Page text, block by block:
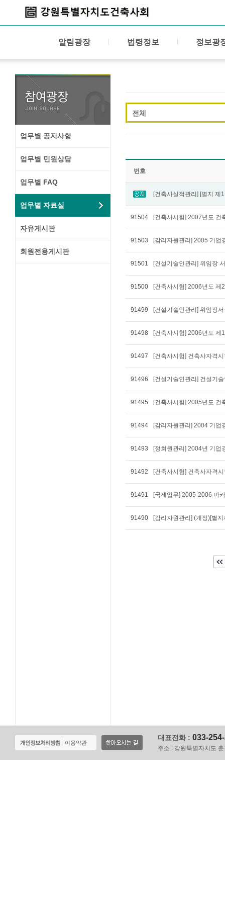
알림광장 법령정보 정보광
업무별 공지사항
업무별 민원상담
업무별 FAQ
업무별 자료실
자유게시판
회원전용게시판
전체
번호
91504 [건축사시험] 2007년도 건
91503 [감리자원관리] 2005 기업
91501 [건설기술인관리] 위임장
91500 [건축사시험] 2006년도 제
91499 [건설기술인관리] 위임장
91498 [건축사시험] 2006년도 제
91497 [건축사시험] 건축사자격
91496
91495 [건축사시험] 2005년도 건
91494 [감리자원관리] 2004 기업
91493 [정회원관리] 2004년 기업
91492 [건축사시험] 건축사자격
91491 [국제업무] 2005-2006 아
91490
개인정보처리방침 이용약관
대표전화 : 033-
주소 : 강원특별자치도